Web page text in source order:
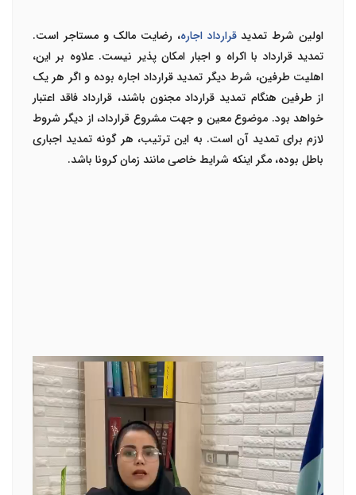
اولین شرط تمدیدقرارداد اجاره، رضایت مالک و مستاجر است.
تمدید قرارداد با اکراه و اجبار امکان پذیر نیست. علاوه بر این،
اهلیت طرفین، شرط دیگر تمدید قرارداد اجاره بوده و اگر هر یک
از طرفین هنگام تمدید قرارداد مجنون باشند، قرارداد فاقد اعتبار
خواهد بود. موضوع معین و جهت مشروع قرارداد، از دیگر شروط
لازم برای تمدید آن است. به این ترتیب، هر گونه تمدید اجباری
باطل بوده، مگر اینکه شرایط خاصی مانند زمان کرونا باشد.